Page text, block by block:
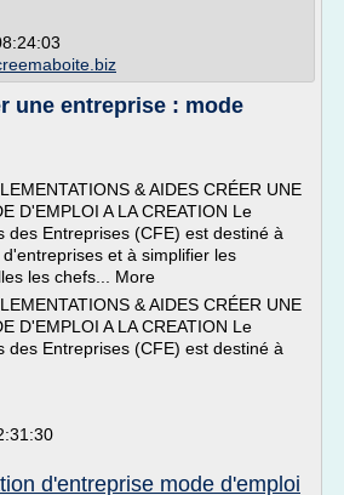
une entreprise : mode
& AIDES CRÉER UNE
D'EMPLOI A LA CREATION Le
des Entreprises (CFE) est destiné à
et à simplifier les
les chefs... More
& AIDES CRÉER UNE
D'EMPLOI A LA CREATION Le
des Entreprises (CFE) est destiné à
d'entreprise mode d'emploi